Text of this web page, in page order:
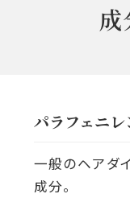
パラフェニレ
一般のヘアダ
成分。